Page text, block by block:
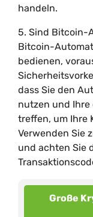
handeln.
5. Sind Bitcoin-
Bitcoin-
bedienen,
dass Sie den
nutzen und
treffen, um Ihre
Verwenden Sie
und achten Sie
Große